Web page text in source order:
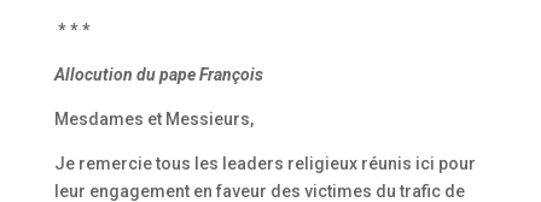
* * *
Allocution du pape François
Mesdames et Messieurs,
Je remercie tous les leaders religieux réunis ici pour
leur engagement en faveur des victimes du trafic de